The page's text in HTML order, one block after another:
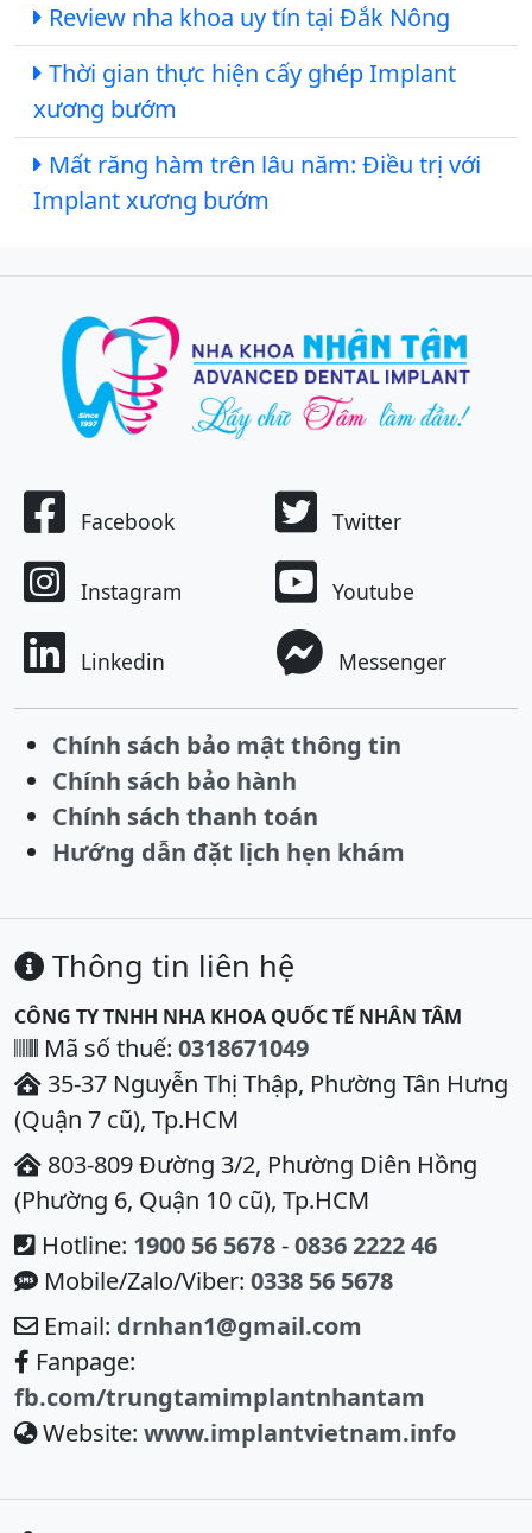
Review nha khoa uy tín tại Đắk Nông
Thời gian thực hiện cấy ghép Implant
xương bướm
Mất răng hàm trên lâu năm: Điều trị với
Implant xương bướm
Facebook Twitter
Instagram Youtube
Linkedin Messenger
Chính sách bảo mật thông tin
Chính sách bảo hành
Chính sách thanh toán
Hướng dẫn đặt lịch hẹn khám
Thông tin liên hệ
CÔNG TY TNHH NHA KHOA QUỐC TẾ NHÂN TÂM
Mã số thuế: 0318671049
35-37 Nguyễn Thị Thập, Phường Tân Hưng
(Quận 7 cũ), Tp.HCM
803-809 Đường 3/2, Phường Diên Hồng
(Phường 6, Quận 10 cũ), Tp.HCM
Hotline: 1900 56 5678-0836 2222 46
Mobile/Zalo/Viber: 0338 56 5678
Email: drnhan1@gmail.com
Fanpage:
fb.com/trungtamimplantnhantam
Website: www.implantvietnam.info